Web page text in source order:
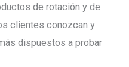
de rotación y de
clientes conozcan y
dispuestos a probar